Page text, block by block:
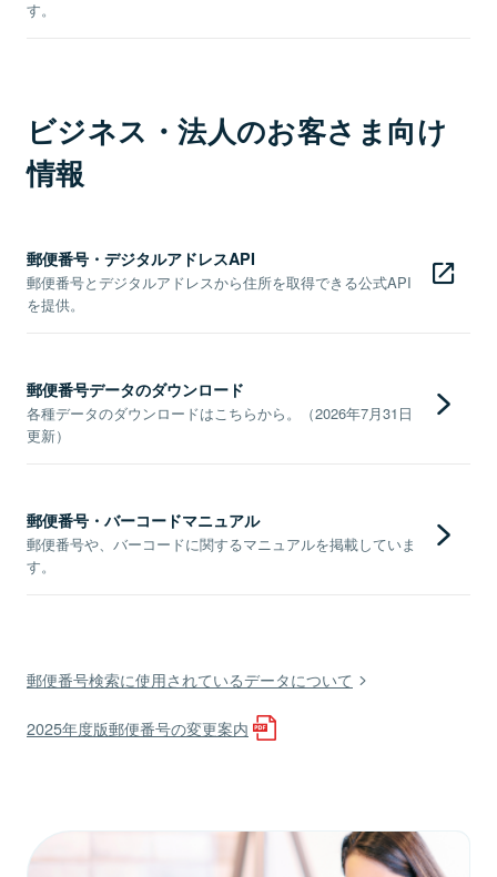
す。
ビジネス・法人のお客さま向け
情報
郵便番号・デジタルアドレスAPI
郵便番号とデジタルアドレスから住所を取得できる公式API
を提供。
郵便番号データのダウンロード
各種データのダウンロードはこちらから。（2026年7月31日
更新）
郵便番号・バーコードマニュアル
郵便番号や、バーコードに関するマニュアルを掲載していま
す。
郵便番号検索に使用されているデータについて
2025年度版郵便番号の変更案内